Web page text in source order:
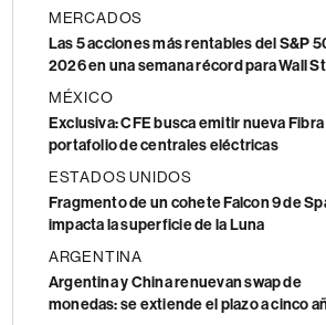
MERCADOS
Las 5 acciones más rentables del S&P
2026 en una semana récord para Wall
MÉXICO
Exclusiva: CFE busca emitir nueva Fibra
portafolio de centrales eléctricas
ESTADOS UNIDOS
Fragmento de un cohete Falcon 9 de
impacta la superficie de la Luna
ARGENTINA
Argentina y China renuevan swap de
monedas: se extiende el plazo a cinco